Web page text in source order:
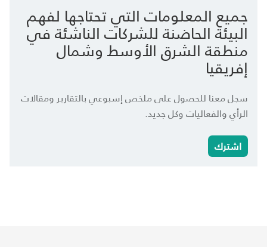
جميع المعلومات التي تحتاجها لفهم
البيئة الحاضنة للشركات الناشئة في
منطقة الشرق الأوسط وشمال
إفريقيا
سجل معنا للحصول على ملخص إسبوعي بالتقارير ومقالات
الرأي والفعاليات وكل جديد.
اشترك